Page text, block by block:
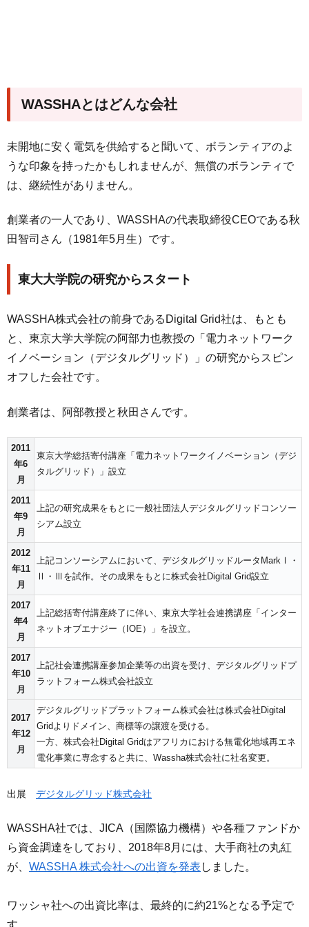
WASSHAとはどんな会社
未開地に安く電気を供給すると聞いて、ボランティアのよ
うな印象を持ったかもしれませんが、無償のボランティで
は、継続性がありません。
創業者の一人であり、WASSHAの代表取締役CEOである秋
田智司さん（1981年5月生）です。
東大大学院の研究からスタート
WASSHA株式会社の前身であるDigital Grid社は、もとも
と、東京大学大学院の阿部力也教授の「電力ネットワーク
イノベーション（デジタルグリッド）」の研究からスピン
オフした会社です。
創業者は、阿部教授と秋田さんです。
2011
年6
月
東京大学総括寄付講座「電力ネットワークイノベーション（デジ
タルグリッド）」設立
2011
年9
月
上記の研究成果をもとに一般社団法人デジタルグリッドコンソー
シアム設立
2012
年11
月
上記コンソーシアムにおいて、デジタルグリッドルータMarkⅠ・
Ⅱ・Ⅲを試作。その成果をもとに株式会社Digital Grid設立
2017
年4
月
上記総括寄付講座終了に伴い、東京大学社会連携講座「インター
ネットオブエナジー（IOE）」を設立。
2017
年10
月
上記社会連携講座参加企業等の出資を受け、デジタルグリッドプ
ラットフォーム株式会社設立
2017
年12
月
デジタルグリッドプラットフォーム株式会社は株式会社Digital
Gridよりドメイン、商標等の譲渡を受ける。
一方、株式会社Digital Gridはアフリカにおける無電化地域再エネ
電化事業に専念すると共に、Wassha株式会社に社名変更。
出展 デジタルグリッド株式会社
WASSHA社では、JICA（国際協力機構）や各種ファンドか
ら資金調達をしており、2018年8月には、大手商社の丸紅
が、 WASSHA 株式会社への出資を発表 しました。
ワッシャ社への出資比率は、最終的に約21%となる予定で
す。